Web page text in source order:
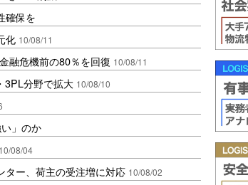
確保を
化 10/08/11
融危機前の80％を回復 10/08/11
3PL分野で拡大 10/08/10
」のか
10/08/04
ター、荷主の受注増に対応 10/08/02